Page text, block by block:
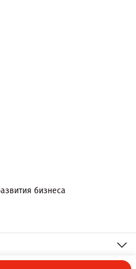
бизнеса